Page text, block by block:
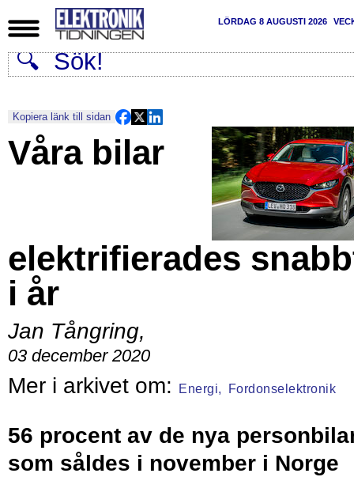
LÖRDAG 8 AUGUSTI 2026
Kopiera länk till sidan
Våra bilar
elektrifierades
i år
Jan Tångring,
03 december 2020
Energi, Fordonselektronik
56 procent av de nya
som såldes i november i Norge